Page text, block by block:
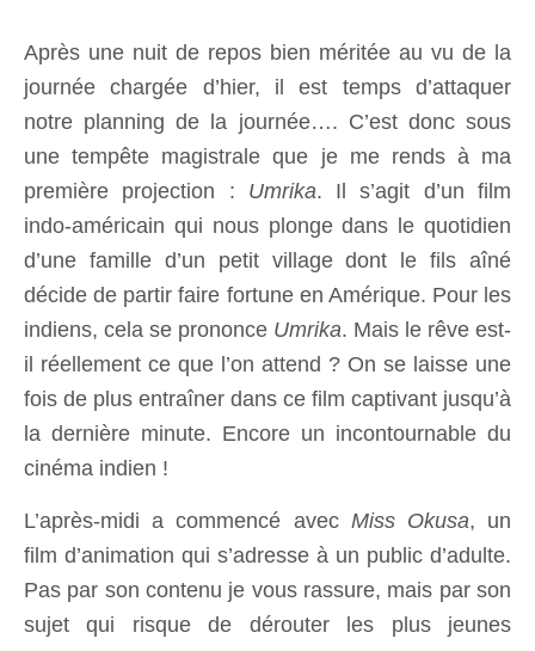
Après une nuit de repos bien méritée au vu de la
journée chargée d’hier, il est temps d’attaquer
notre planning de la journée…. C’est donc sous
une tempête magistrale que je me rends à ma
première projection : Umrika. Il s’agit d’un film
indo-américain qui nous plonge dans le quotidien
d’une famille d’un petit village dont le fils aîné
décide de partir faire fortune en Amérique. Pour les
indiens, cela se prononce Umrika. Mais le rêve est-
il réellement ce que l’on attend ? On se laisse une
fois de plus entraîner dans ce film captivant jusqu’à
la dernière minute. Encore un incontournable du
cinéma indien !
L’après-midi a commencé avec Miss Okusa, un
film d’animation qui s’adresse à un public d’adulte.
Pas par son contenu je vous rassure, mais par son
sujet qui risque de dérouter les plus jeunes